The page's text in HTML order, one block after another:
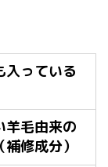
入っている
羊毛由来の
修成分）